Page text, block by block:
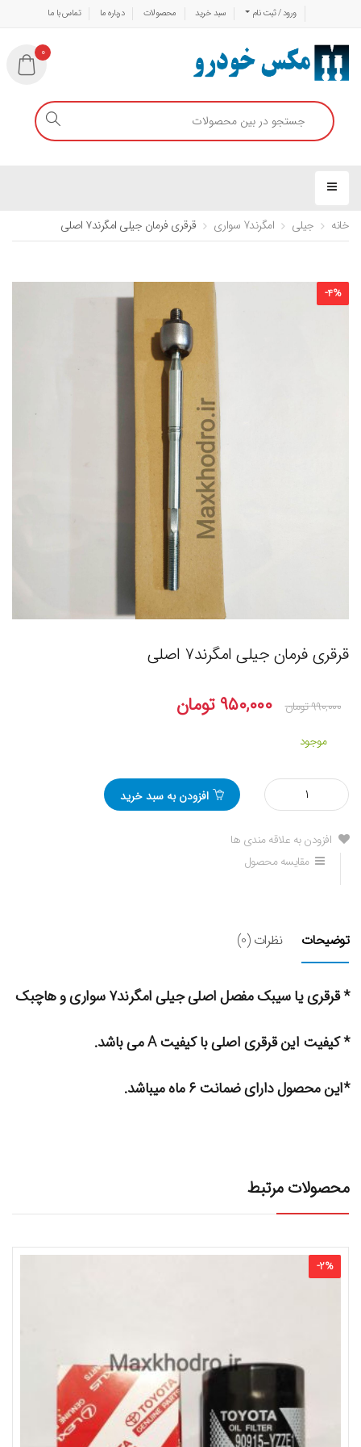
ورود / ثبت نام سبد خرید محصولات درباره ما تماس با ما
0
خانه جیلی امگرند7 سواری قرقری فرمان جیلی امگرند۷ اصلی
-4%
قرقری فرمان جیلی امگرند۷ اصلی
۹۹۰,۰۰۰تومان ۹۵۰,۰۰۰ تومان
موجود
مقدار
قرقری
جیلی
امگرند7
افزودن به سبد خرید
افزودن به علاقه مندی ها
مقایسه محصول
توضیحات نظرات (0)
* قرقری یا سیبک مفصل اصلی جیلی امگرند۷ سواری و هاچبک
* کیفیت این قرقری اصلی با کیفیت A می باشد.
*این محصول دارای ضمانت ۶ ماه میباشد.
محصولات مرتبط
-2%